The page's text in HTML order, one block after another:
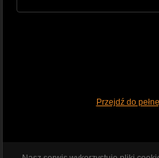
Przejdź do